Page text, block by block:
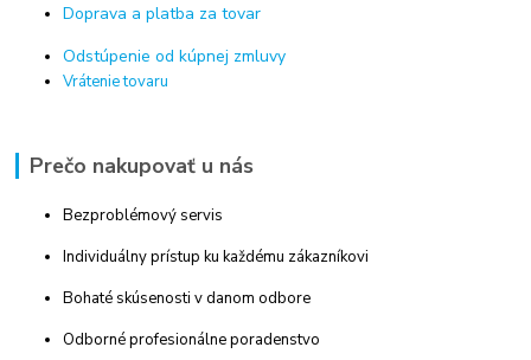
Doprava a platba za tovar
Odstúpenie od kúpnej zmluvy
Vrátenie tovaru
Prečo nakupovať u nás
Bezproblémový servis
Individuálny prístup ku každému zákazníkovi
Bohaté skúsenosti v danom odbore
Odborné profesionálne poradenstvo